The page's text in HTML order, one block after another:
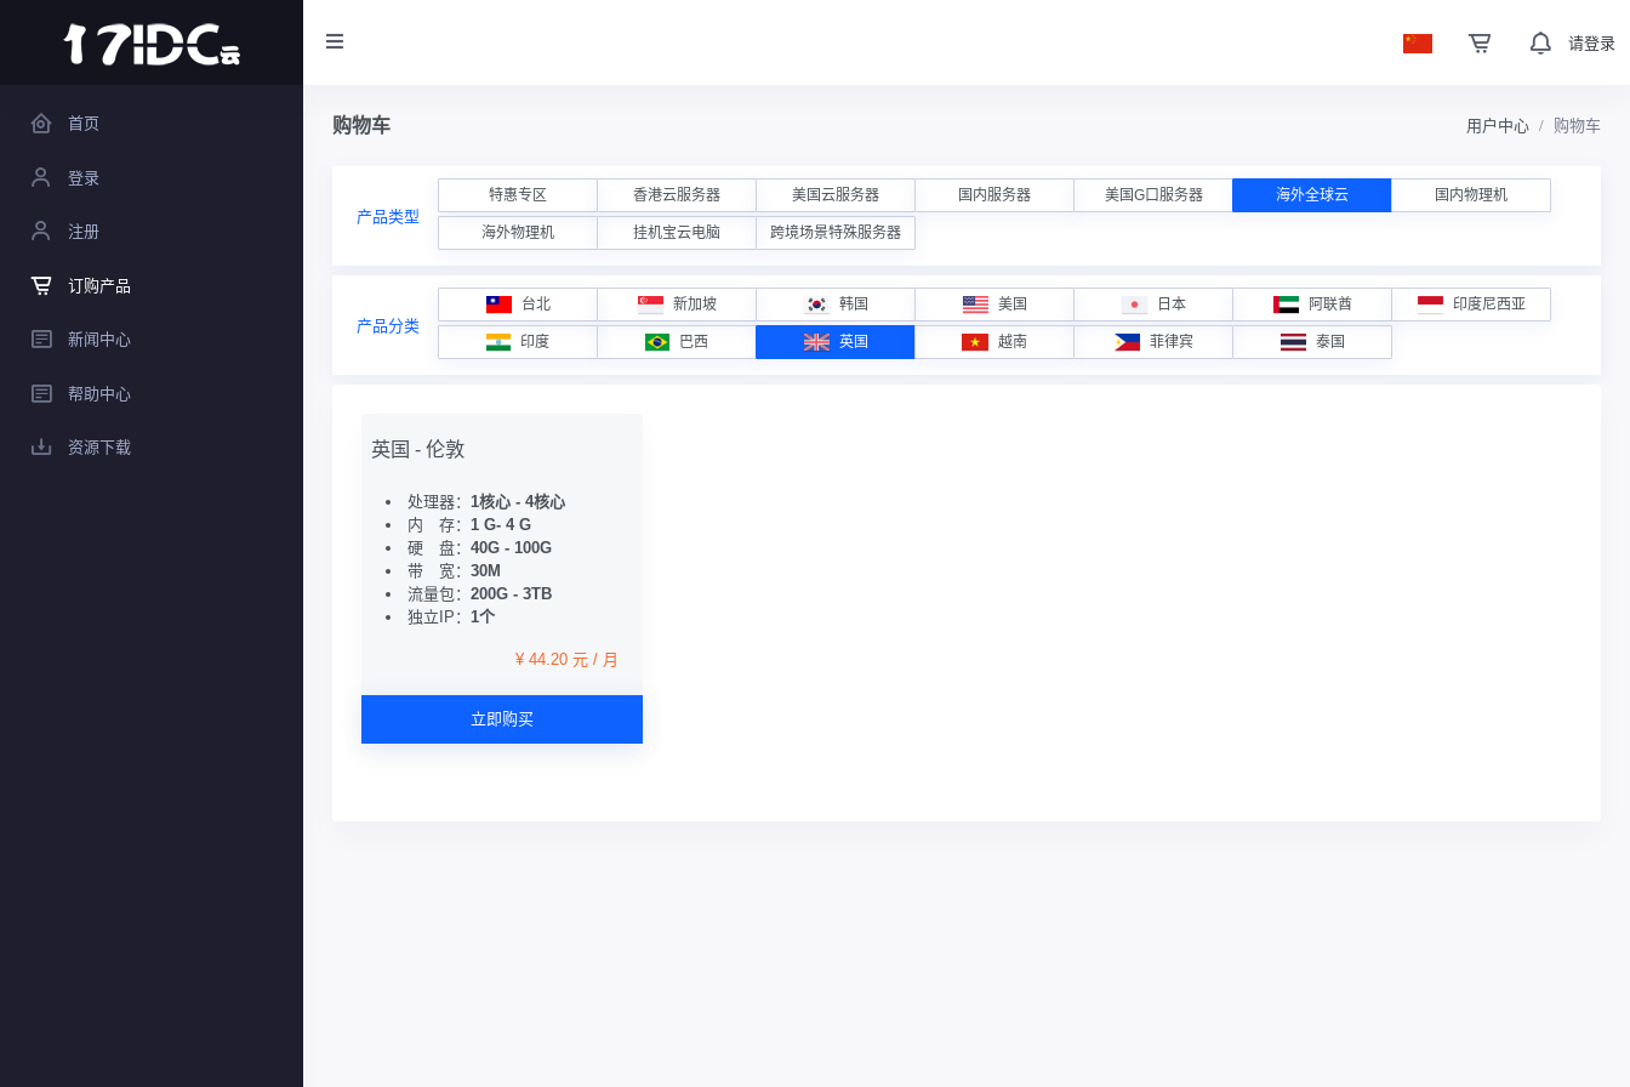
请登录
首页
登录
注册
订购产品
新闻中心
帮助中心
资源下载
购物车 用户中心 购物车
产品类型
特惠专区 香港云服务器 美国云服务器 国内服务器 美国G口服务器 海外全球云 国内物理机
海外物理机 挂机宝云电脑 跨境场景特殊服务器
产品分类
台北 新加坡 韩国 美国 日本 阿联酋 印度尼西亚
印度 巴西 英国 越南 菲律宾 泰国
英国 - 伦敦
处理器： 1核心 - 4核心
内 存： 1 G- 4 G
硬 盘： 40G - 100G
带 宽： 30M
流量包： 200G - 3TB
独立IP： 1个
¥ 44.20 元 / 月
立即购买